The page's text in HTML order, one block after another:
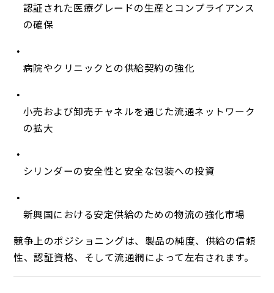
認証された医療グレードの生産とコンプライアンス
の確保
病院やクリニックとの供給契約の強化
小売および卸売チャネルを通じた流通ネットワーク
の拡大
シリンダーの安全性と安全な包装への投資
新興国における安定供給のための物流の強化市場
競争上のポジショニングは、製品の純度、供給の信頼
性、認証資格、そして流通網によって左右されます。